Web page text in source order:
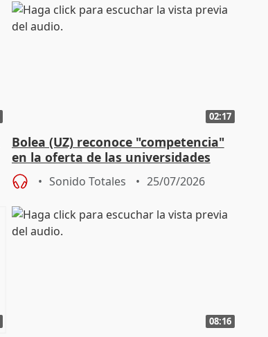
02:17
Bolea (UZ) reconoce "competencia"
en la oferta de las universidades
privadas
Sonido Totales 25/07/2026
08:16